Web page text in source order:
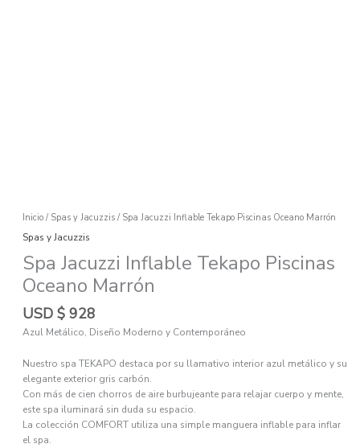
Inicio / Spas y Jacuzzis / Spa Jacuzzi Inflable Tekapo Piscinas Oceano Marrón
Spas y Jacuzzis
Spa Jacuzzi Inflable Tekapo Piscinas
Oceano Marrón
USD $ 928
Azul Metálico, Diseño Moderno y Contemporáneo
Nuestro spa TEKAPO destaca por su llamativo interior azul metálico y su
elegante exterior gris carbón.
Con más de cien chorros de aire burbujeante para relajar cuerpo y mente,
este spa iluminará sin duda su espacio.
La colección COMFORT utiliza una simple manguera inflable para inflar
el spa.
cantidad